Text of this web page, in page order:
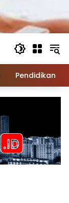
Pendidikan